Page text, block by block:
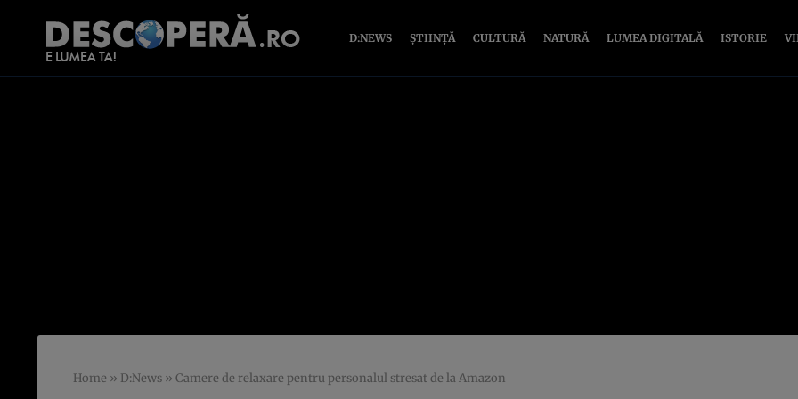
D:NEWS ȘTIINȚĂ CULTURĂ NATURĂ LUMEA DIGITALĂ ISTORIE
Home » D:News » Camere de relaxare pentru personalul stresat de la Amazon